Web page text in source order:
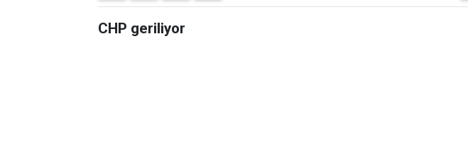
CHP geriliyor